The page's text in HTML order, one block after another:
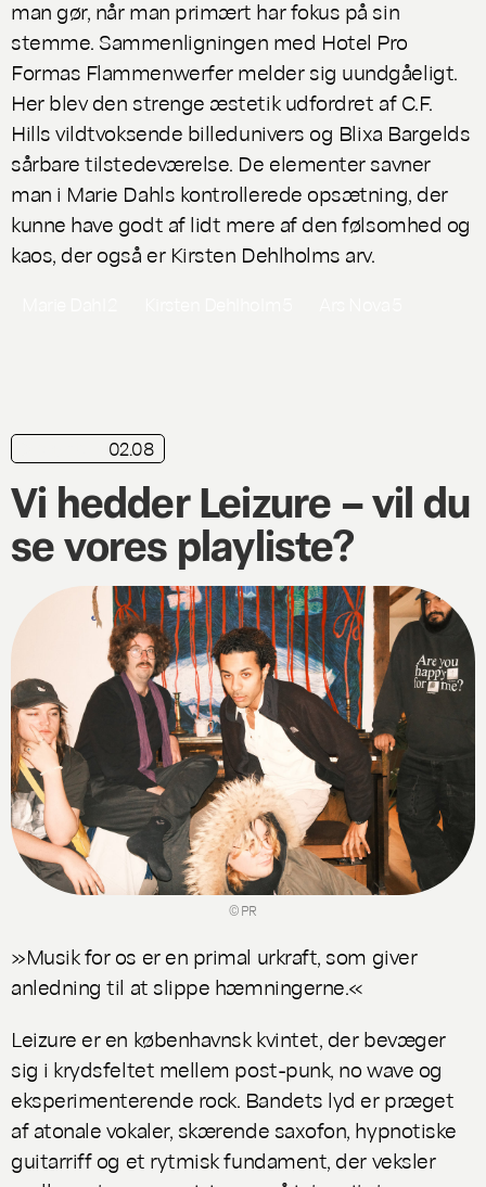
man gør, når man primært har fokus på sin
stemme. Sammenligningen med Hotel Pro
Formas Flammenwerfermelder sig uundgåeligt.
Her blev den strenge æstetik udfordret af C.F.
Hills vildtvoksende billedunivers og Blixa Bargelds
sårbare tilstedeværelse. De elementer savner
man i Marie Dahls kontrollerede opsætning, der
kunne have godt af lidt mere af den følsomhed og
kaos, der også er Kirsten Dehlholms arv.
02.08
Vi hedder Leizure – vil du
se vores playliste?
© PR
»Musik for os er en primal urkraft, som giver
anledning til at slippe hæmningerne.«
Leizure er en københavnsk kvintet, der bevæger
sig i krydsfeltet mellem post-punk, no wave og
eksperimenterende rock. Bandets lyd er præget
af atonale vokaler, skærende saxofon, hypnotiske
guitarriff og et rytmisk fundament, der veksler